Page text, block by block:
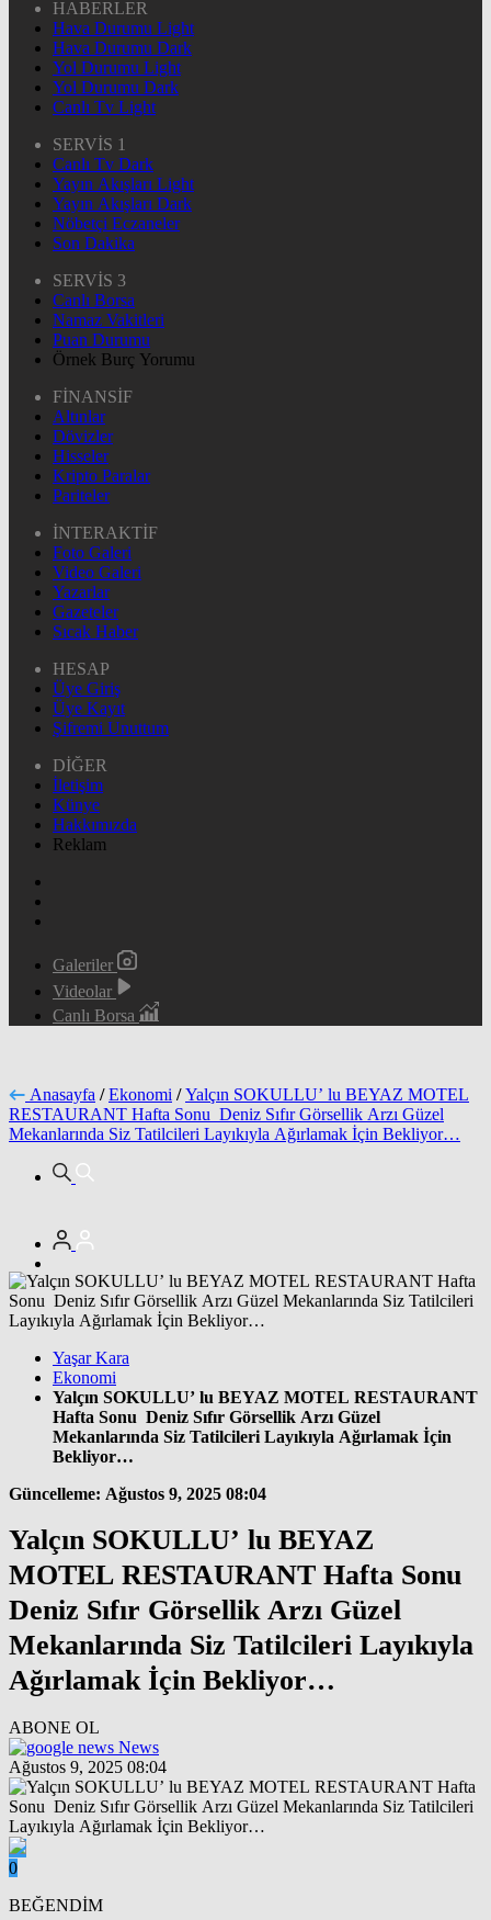
HABERLER
Hava Durumu Light
Hava Durumu Dark
Yol Durumu Light
Yol Durumu Dark
Canlı Tv Light
SERVİS 1
Canlı Tv Dark
Yayın Akışları Light
Yayın Akışları Dark
Nöbetçi Eczaneler
Son Dakika
SERVİS 3
Canlı Borsa
Namaz Vakitleri
Puan Durumu
Örnek Burç Yorumu
FİNANSİF
Altınlar
Dövizler
Hisseler
Kripto Paralar
Pariteler
İNTERAKTİF
Foto Galeri
Video Galeri
Yazarlar
Gazeteler
Sıcak Haber
HESAP
Üye Giriş
Üye Kayıt
Şifremi Unuttum
DİĞER
İletişim
Künye
Hakkımızda
Reklam
Galeriler
Videolar
Canlı Borsa
Anasayfa / Ekonomi / Yalçın SOKULLU’ lu BEYAZ MOTEL
RESTAURANT Hafta Sonu Deniz Sıfır Görsellik Arzı Güzel
Mekanlarında Siz Tatilcileri Layıkıyla Ağırlamak İçin Bekliyor…
Yaşar Kara
Ekonomi
Yalçın SOKULLU’ lu BEYAZ MOTEL RESTAURANT
Hafta Sonu Deniz Sıfır Görsellik Arzı Güzel
Mekanlarında Siz Tatilcileri Layıkıyla Ağırlamak İçin
Bekliyor…
Güncelleme: Ağustos 9, 2025 08:04
Yalçın SOKULLU’ lu BEYAZ
MOTEL RESTAURANT Hafta Sonu
Deniz Sıfır Görsellik Arzı Güzel
Mekanlarında Siz Tatilcileri Layıkıyla
Ağırlamak İçin Bekliyor…
ABONE OL
News
Ağustos 9, 2025 08:04
0
BEĞENDİM